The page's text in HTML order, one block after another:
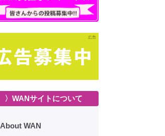
〉WANサイトについて
About WAN